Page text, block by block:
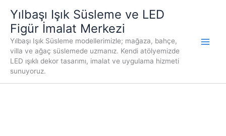
Yılbaşı Işık Süsleme ve LED
Figür İmalat Merkezi
Yılbaşı Işık Süsleme modellerimizle; mağaza, bahçe,
villa ve ağaç süslemede uzmanız. Kendi atölyemizde
LED ışıklı dekor tasarımı, imalat ve uygulama hizmeti
sunuyoruz.